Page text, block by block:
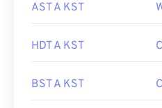
AST A KST
HDT A KST
BST A KST